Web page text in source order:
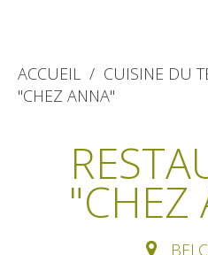
incontournables
Belcastel, village et château
Bournazel, village et château
Randonnée
pédestre
En vélo, à vtt
ACCUEIL CUISINE DU
"CHEZ ANNA"
"CHEZ